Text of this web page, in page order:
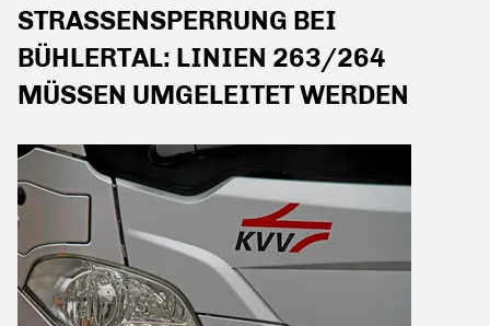
STRASSENSPERRUNG BEI B
ÜHLERTAL: LINIEN 263/264 M
ÜSSEN UMGELEITET WERDEN